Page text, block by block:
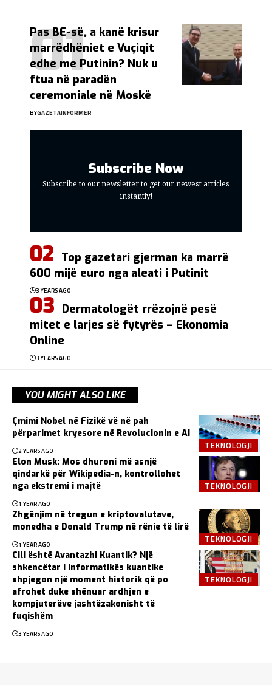
Pas BE-së, a kanë krisur
marrëdhëniet e Vuçiqit
edhe me Putinin? Nuk u
ftua në paradën
ceremoniale në Moskë
BYGAZETAINFORMER
Subscribe Now
Subscribe to our newsletter to get our newest articles
instantly!
Top gazetari gjerman ka marrë
600 mijë euro nga aleati i Putinit
3 YEARS AGO
Dermatologët rrëzojnë pesë
mitet e larjes së fytyrës – Ekonomia
Online
3 YEARS AGO
YOU MIGHT ALSO LIKE
TEKNOLOGJI
Çmimi Nobel në Fizikë vë në pah
përparimet kryesore në Revolucionin e AI
2 YEARS AGO
TEKNOLOGJI
Elon Musk: Mos dhuroni më asnjë
qindarkë për Wikipedia-n, kontrollohet
nga ekstremi i majtë
1 YEAR AGO
TEKNOLOGJI
Zhgënjim në tregun e kriptovalutave,
monedha e Donald Trump në rënie të lirë
1 YEAR AGO
TEKNOLOGJI
Cili është Avantazhi Kuantik? Një
shkencëtar i informatikës kuantike
shpjegon një moment historik që po
afrohet duke shënuar ardhjen e
kompjuterëve jashtëzakonisht të
fuqishëm
3 YEARS AGO